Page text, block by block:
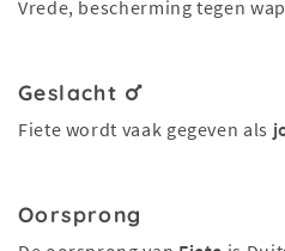
Vrede, bescherming tegen
Geslacht
Fiete wordt vaak gegeven als
Oorsprong